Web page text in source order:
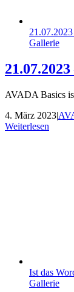
Gallerie
AVADA Basics
4. März 2023|
Weiterlesen
Ist das
Gallerie